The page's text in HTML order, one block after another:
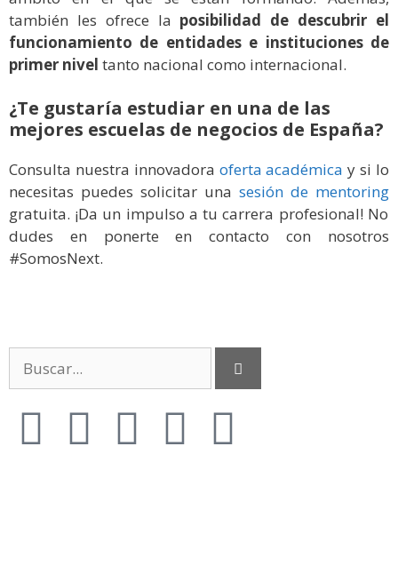
también les ofrece la posibilidad de descubrir el
funcionamiento de entidades e instituciones de
primer nivel tanto nacional como internacional.
¿Te gustaría estudiar en una de las
mejores escuelas de negocios de España?
Consulta nuestra innovadora oferta académica y si lo
necesitas puedes solicitar una sesión de mentoring
gratuita. ¡Da un impulso a tu carrera profesional! No
dudes en ponerte en contacto con nosotros
#SomosNext.